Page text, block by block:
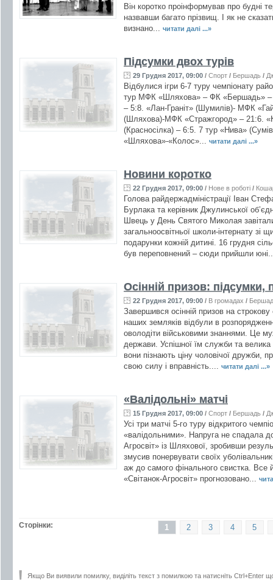
Він коротко проінформував про будні
назвавши багато прізвищ. І як не
визнано... читати далі ...»
Підсумки двох турів
29 Грудня 2017, 09:00 / Спорт / Бершадь /
Відбулися ігри 6-7 туру чемпіонату
тур МФК «Шляхова» – ФК «Бершадь» –
– 5:8. «Лан-Граніт» (Шумилів)- МФК
(Шляхова)-МФК «Стражгород» – 21:6.
(Красносілка) – 6:5. 7 тур «Нива»
«Шляхова»-«Колос»... читати далі ...»
Новини коротко
22 Грудня 2017, 09:00 / Нове в роботі /
Голова райдержадміністрації Іван
Бурлака та керівник Джулинської
Швець у День Святого Миколая
загальноосвітньої школи-інтернату зі
подарунки кожній дитині. 16 грудня
був переповнений – сюди прийшли
Осінній призов: підсумки,
22 Грудня 2017, 09:00 / В громадах /
Завершився осінній призов на
наших земляків відбули в
оволодіти військовими знаннями. Це
держави. Успішної їм служби та
вони пізнають ціну чоловічої дружби,
свою силу і вправність.... читати далі ...»
«Валідольні» матчі
15 Грудня 2017, 09:00 / Спорт / Бершадь /
Усі три матчі 5-го туру відкритого
«валідольними». Напруга не спадала
Агросвіт» із Шляхової, зробивши
змусив понервувати своїх
аж до самого фінального свистка.
«Світанок-Агросвіт» прогнозовано...
Сторінки: 5
4
3
2
1
Якщо Ви виявили помилку, виділіть текст з помилкою та натисніть Ctrl+Enter